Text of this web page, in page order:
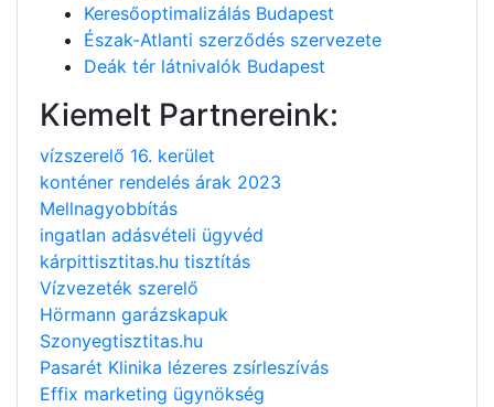
Keresőoptimalizálás Budapest
Észak-Atlanti szerződés szervezete
Deák tér látnivalók Budapest
Kiemelt Partnereink:
vízszerelő 16. kerület
konténer rendelés árak 2023
Mellnagyobbítás
ingatlan adásvételi ügyvéd
kárpittisztitas.hu tisztítás
Vízvezeték szerelő
Hörmann garázskapuk
Szonyegtisztitas.hu
Pasarét Klinika lézeres zsírleszívás
Effix marketing ügynökség